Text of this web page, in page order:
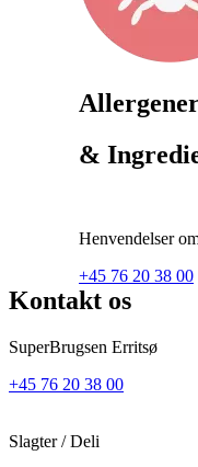
&
Henvendelser
+45 76 20 38 00
Kontakt os
SuperBrugsen Erritsø
+45 76 20 38 00
Slagter / Deli